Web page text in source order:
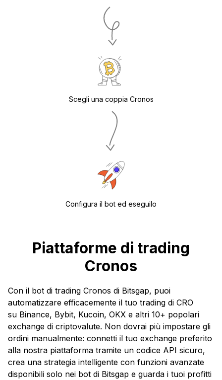
Scegli una coppia Cronos
Configura il bot ed eseguilo
Piattaforme di trading
Cronos
Con il bot di trading Cronos di Bitsgap, puoi
automatizzare efficacemente il tuo trading di CRO
su Binance, Bybit, Kucoin, OKX e altri 10+ popolari
exchange di criptovalute. Non dovrai più impostare gli
ordini manualmente: connetti il tuo exchange preferito
alla nostra piattaforma tramite un codice API sicuro,
crea una strategia intelligente con funzioni avanzate
disponibili solo nei bot di Bitsgap e guarda i tuoi profitti